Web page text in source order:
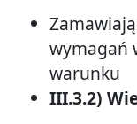
wymagań
warunku
III.3.2)